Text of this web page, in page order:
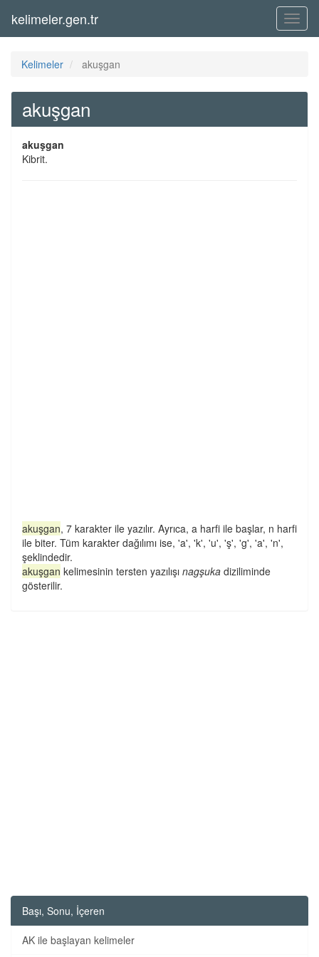
Menü
kelimeler.gen.tr
Kelimeler akuşgan
akuşgan
akuşgan
Kibrit.
akuşgan, 7 karakter ile yazılır. Ayrıca, a harfi ile başlar, n harfi
ile biter. Tüm karakter dağılımı ise, 'a', 'k', 'u', 'ş', 'g', 'a', 'n',
şeklindedir.
akuşgan kelimesinin tersten yazılışı nagşuka diziliminde
gösterilir.
Başı, Sonu, İçeren
AK ile başlayan kelimeler